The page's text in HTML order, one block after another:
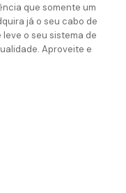
que somente um
já o seu cabo de
o seu sistema de
Aproveite e